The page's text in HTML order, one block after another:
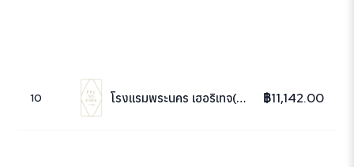
10 โรงแรมพระนคร เฮอริเทจ(Pranakorn Heritage Hotel) ฿11,142.00